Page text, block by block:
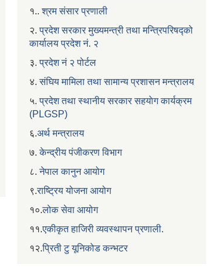
१..श्रम संसार प्रणाली
२. प्रदेश सरकार मुख्यमन्त्री तथा मन्त्रिपरिषद्को
कार्यालय प्रदेश नं. २
३.प्रदेश नं २ पोर्टल
४.संघिय मामिला तथा सामान्य प्रशासन मन्त्रालय
५.प्रदेश तथा स्थानीय सरकार सहयाेग कार्यक्रम
(PLGSP)
६.अर्थ मन्त्रालय
७.केन्द्रीय पंजीकरण विभाग
८.नेपाल कानुन आयोग
९.राष्ट्रिय योजना आयोग
१०.लोक सेवा आयोग
११.एकीकृत हाजिरी व्यवस्थापन प्रणाली.
१२.प्रिती टु यूनिकोड कन्भटर